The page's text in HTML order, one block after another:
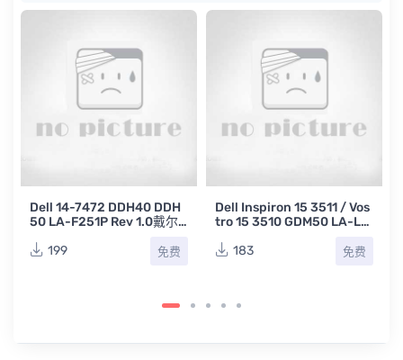
Dell 14-7472 DDH40 DDH
50 LA-F251P Rev 1.0戴尔
199
免费
Dell Inspiron 15 3511 / Vos
tro 15 3510 GDM50 LA-L2
板点位图BVR
183 免费